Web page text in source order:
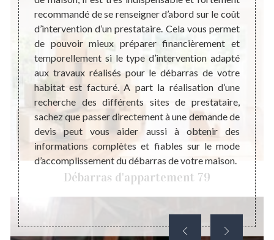
Débarras d'appartement 79
côté
qui
des
à
le
recommandé de se renseigner d’abord sur le coût
d’intervention d’un prestataire. Cela vous permet
de pouvoir mieux préparer financièrement et
temporellement si le type d’intervention adapté
aux travaux réalisés pour le débarras de votre
habitat est facturé. A part la réalisation d’une
recherche des différents sites de prestataire,
sachez que passer directement à une demande de
devis peut vous aider aussi à obtenir des
informations complètes et fiables sur le mode
d’accomplissement du débarras de votre maison.
et
une
ville